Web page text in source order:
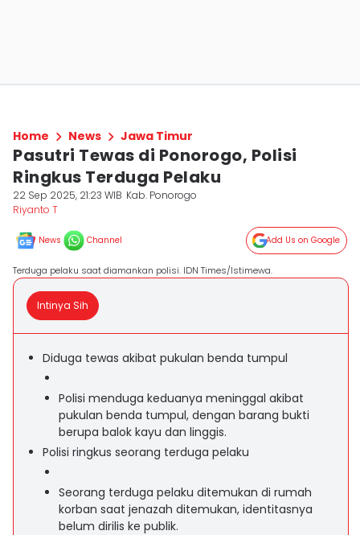
Home News Jawa Timur
Pasutri Tewas di Ponorogo, Polisi
Ringkus Terduga Pelaku
22 Sep 2025, 21:23 WIB Kab. Ponorogo
Riyanto T
News Channel Add Us on Google
Terduga pelaku saat diamankan polisi. IDN Times/Istimewa.
Intinya Sih
Diduga tewas akibat pukulan benda tumpul
Polisi menduga keduanya meninggal akibat
pukulan benda tumpul, dengan barang bukti
berupa balok kayu dan linggis.
Polisi ringkus seorang terduga pelaku
Seorang terduga pelaku ditemukan di rumah
korban saat jenazah ditemukan, identitasnya
belum dirilis ke publik.